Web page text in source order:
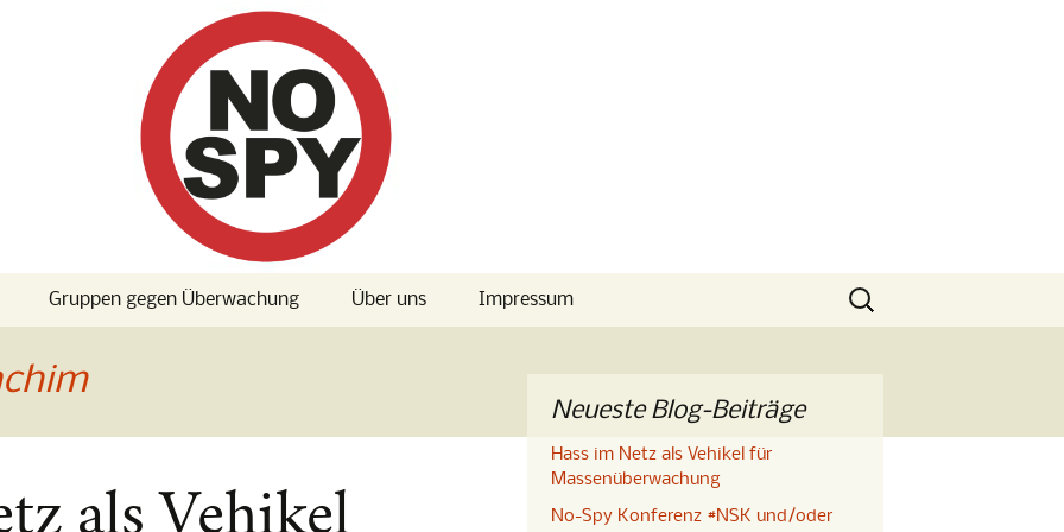
True Love
Gruppen gegen Überwachung Über uns Impressum
Suchen
nach:
Neueste Blog-Beiträge
Hass im Netz als Vehikel für
Massenüberwachung
No-Spy Konferenz #NSK und/oder